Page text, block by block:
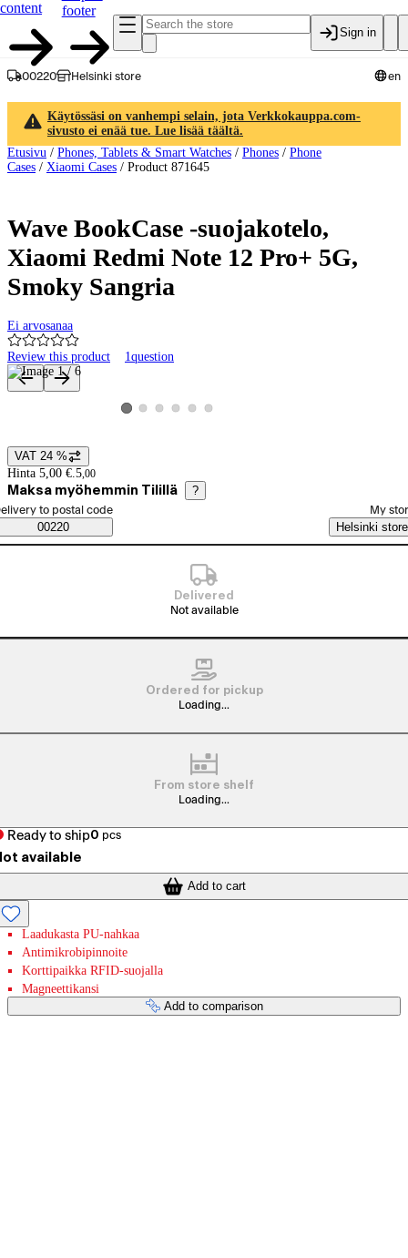
content
footer
Sign in
00220 Helsinki store en
Käytössäsi on vanhempi selain, jota Verkkokauppa.com-
sivusto ei enää tue. Lue lisää täältä.
Etusivu / Phones, Tablets & Smart Watches / Phones / Phone
Cases / Xiaomi Cases / Product 871645
Wave BookCase -suojakotelo,
Xiaomi Redmi Note 12 Pro+ 5G,
Smoky Sangria
Ei arvosanaa
Review this product 1question
Product images and videos
View product image 1
View product image 2
View product image 3
View product image 4
View product image 5
View product image 6
Price details
VAT 24 %
Hinta 5,00 €. 5,00
Maksa myöhemmin Tilillä ?
Saatavuustiedot
order method
to postal code
00220
My
Helsinki store
Delivered
Not available
Ordered for pickup
Loading...
From store shelf
Loading...
Ready to ship0 pcs
available
Add to cart
Laadukasta PU-nahkaa
Antimikrobipinnoite
Korttipaikka RFID-suojalla
Magneettikansi
Add to comparison